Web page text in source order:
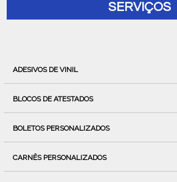
SERVIÇOS
ADESIVOS DE VINIL
BLOCOS DE ATESTADOS
BOLETOS PERSONALIZADOS
CARNÊS PERSONALIZADOS